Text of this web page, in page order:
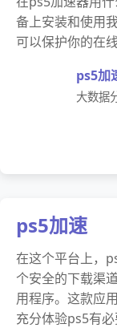
备上安装和使用
可以保护你的在线
ps5加
大数据
ps5加速
在这个平台上，
个安全的下载渠
用程序。这款应
充分体验ps5有